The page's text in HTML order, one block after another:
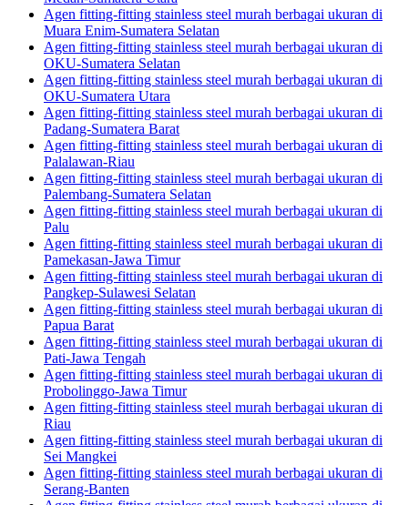
Agen fitting-fitting stainless steel murah berbagai ukuran di
Muara Enim-Sumatera Selatan
Agen fitting-fitting stainless steel murah berbagai ukuran di
OKU-Sumatera Selatan
Agen fitting-fitting stainless steel murah berbagai ukuran di
OKU-Sumatera Utara
Agen fitting-fitting stainless steel murah berbagai ukuran di
Padang-Sumatera Barat
Agen fitting-fitting stainless steel murah berbagai ukuran di
Palalawan-Riau
Agen fitting-fitting stainless steel murah berbagai ukuran di
Palembang-Sumatera Selatan
Agen fitting-fitting stainless steel murah berbagai ukuran di
Palu
Agen fitting-fitting stainless steel murah berbagai ukuran di
Pamekasan-Jawa Timur
Agen fitting-fitting stainless steel murah berbagai ukuran di
Pangkep-Sulawesi Selatan
Agen fitting-fitting stainless steel murah berbagai ukuran di
Papua Barat
Agen fitting-fitting stainless steel murah berbagai ukuran di
Pati-Jawa Tengah
Agen fitting-fitting stainless steel murah berbagai ukuran di
Probolinggo-Jawa Timur
Agen fitting-fitting stainless steel murah berbagai ukuran di
Riau
Agen fitting-fitting stainless steel murah berbagai ukuran di
Sei Mangkei
Agen fitting-fitting stainless steel murah berbagai ukuran di
Serang-Banten